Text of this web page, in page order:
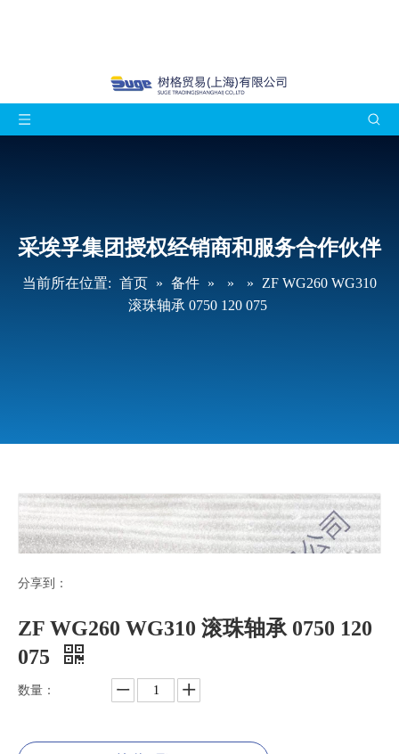
采埃孚集团授权经销商和服务合作伙伴
当前所在位置: 首页 » 备件 » » »
ZF WG260 WG310
滚珠轴承 0750 120 075
分享到：
ZF WG260 WG310 滚珠轴承 0750 120
075
数量：